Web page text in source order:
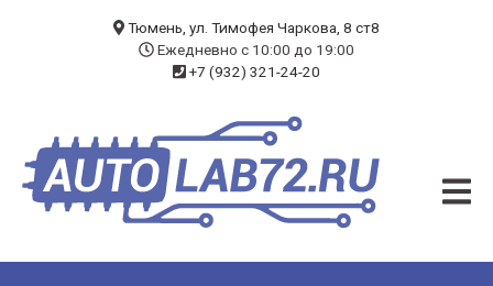
ЧИП-ТЮНИНГ
ДИАГНОСТИКА
Тюмень, ул. Тимофея Чаркова, 8 ст8
Ежедневно с 10:00 до 19:00
+7 (932) 321-24-20